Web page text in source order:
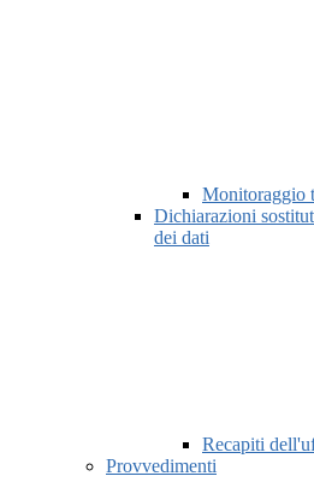
Monitoraggio
Dichiarazioni
dei dati
Recapiti
Provvedimenti